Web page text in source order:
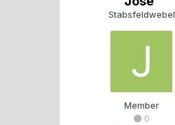
Stabsfeldwebel
Member
0